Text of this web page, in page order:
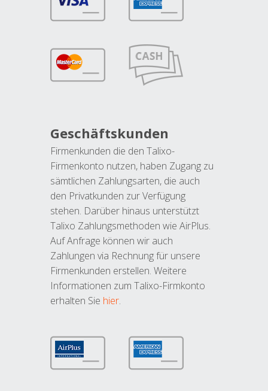
Geschäftskunden
Firmenkunden die den Talixo-
Firmenkonto nutzen, haben Zugang zu
sämtlichen Zahlungsarten, die auch
den Privatkunden zur Verfügung
stehen. Darüber hinaus unterstützt
Talixo Zahlungsmethoden wie AirPlus.
Auf Anfrage können wir auch
Zahlungen via Rechnung für unsere
Firmenkunden erstellen. Weitere
Informationen zum Talixo-Firmkonto
erhalten Sie hier.